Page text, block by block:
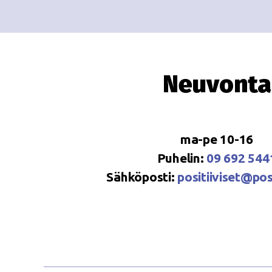
Neuvonta
ma-pe 10-16
Puhelin: 09 692
Sähköposti: